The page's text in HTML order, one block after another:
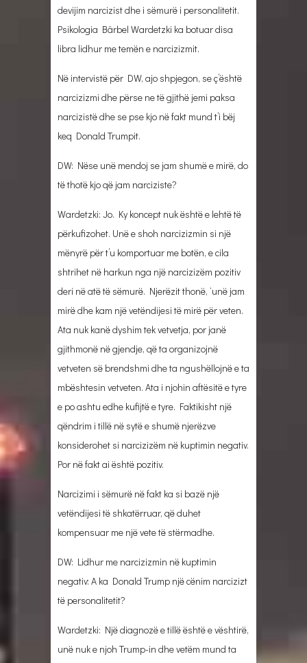
devijim narcizist dhe i sëmurë i personalitetit.
Psikologia Bärbel Wardetzki ka botuar disa
libra lidhur me temën e narcizizmit.
Në intervistë për DW, ajo shpjegon, se ç’është
narcizizmi dhe përse ne të gjithë jemi paksa
narcizistë dhe se pse kjo në fakt mund t’i bëj
keq Donald Trumpit.
DW: Nëse unë mendoj se jam shumë e mirë, do
të thotë kjo që jam narciziste?
Wardetzki: Jo. Ky koncept nuk është e lehtë të
përkufizohet. Unë e shoh narcizizmin si një
mënyrë për t’u komportuar me botën, e cila
shtrihet në harkun nga një narcizizëm pozitiv
deri në atë të sëmurë. Njerëzit thonë, ‘unë jam
mirë dhe kam një vetëndijesi të mirë për veten.
Ata nuk kanë dyshim tek vetvetja, por janë
gjithmonë në gjendje, që ta organizojnë
vetveten së brendshmi dhe ta ngushëllojnë e ta
mbështesin vetveten. Ata i njohin aftësitë e tyre
e po ashtu edhe kufijtë e tyre. Faktikisht një
qëndrim i tillë në sytë e shumë njerëzve
konsiderohet si narcizizëm në kuptimin negativ.
Por në fakt ai është pozitiv.
Narcizimi i sëmurë në fakt ka si bazë një
vetëndijesi të shkatërruar, që duhet
kompensuar me një vete të stërmadhe.
DW: Lidhur me narcizizmin në kuptimin
negativ: A ka Donald Trump një cënim narcizizt
të personalitetit?
Wardetzki: Një diagnozë e tillë është e vështirë,
unë nuk e njoh Trump-in dhe vetëm mund ta